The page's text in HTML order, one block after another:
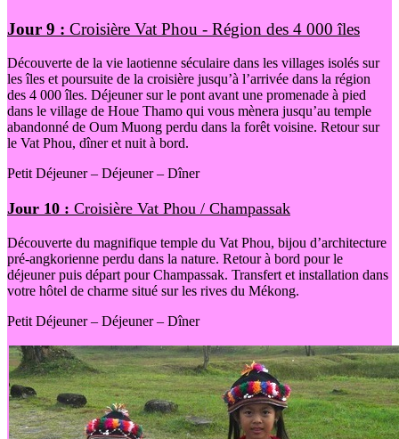
Jour 9 : Croisière Vat Phou - Région des 4 000 îles
Découverte de la vie laotienne séculaire dans les villages isolés sur
les îles et poursuite de la croisière jusqu’à l’arrivée dans la région
des 4 000 îles. Déjeuner sur le pont avant une promenade à pied
dans le village de Houe Thamo qui vous mènera jusqu’au temple
abandonné de Oum Muong perdu dans la forêt voisine. Retour sur
le Vat Phou, dîner et nuit à bord.
Petit Déjeuner – Déjeuner – Dîner
Jour 10 : Croisière Vat Phou / Champassak
Découverte du magnifique temple du Vat Phou, bijou d’architecture
pré-angkorienne perdu dans la nature. Retour à bord pour le
déjeuner puis départ pour Champassak. Transfert et installation dans
votre hôtel de charme situé sur les rives du Mékong.
Petit Déjeuner – Déjeuner – Dîner